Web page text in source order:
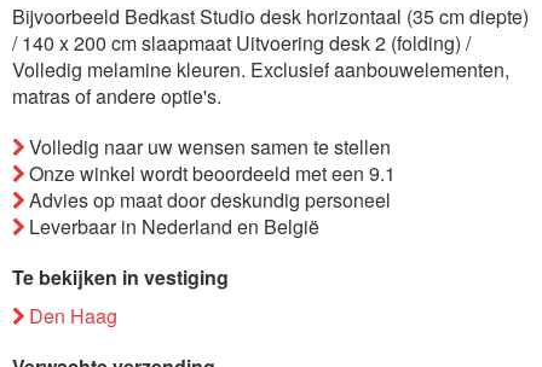
van
de
afbeeldingen-
gallerij
Bijvoorbeeld Bedkast Studio desk horizontaal (35 cm diepte)
/ 140 x 200 cm slaapmaat Uitvoering desk 2 (folding) /
Volledig melamine kleuren. Exclusief aanbouwelementen,
matras of andere optie's.
Volledig naar uw wensen samen te stellen
Onze winkel wordt beoordeeld met een 9.1
Advies op maat door deskundig personeel
Leverbaar in Nederland en België
Te bekijken in vestiging
Den Haag